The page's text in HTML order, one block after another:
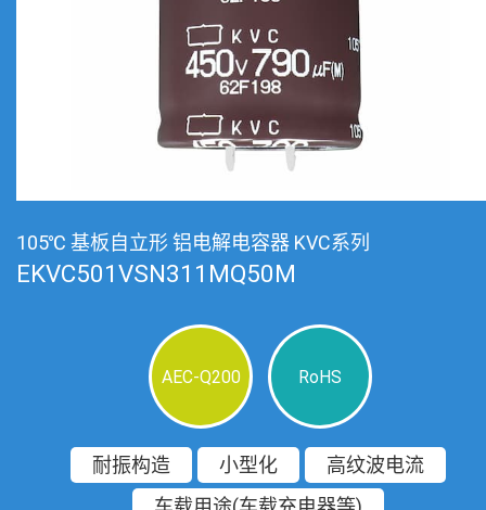
105℃ 基板自立形 铝电解电容器 KVC系列
EKVC501VSN311MQ50M
AEC-Q200 RoHS
耐振构造 小型化
高纹波电流